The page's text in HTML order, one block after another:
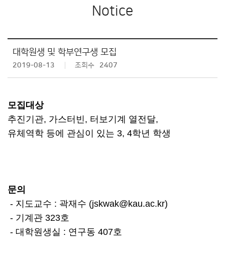
Notice
대학원생 및 학부연구생 모집
2019-08-13 조회수 2407
모집대상
추진기관, 가스터빈, 터보기계 열전달,
유체역학 등에 관심이 있는 3, 4학년 학생
문의
- 지도교수 : 곽재수 (jskwak@kau.ac.kr)
- 기계관 323호
- 대학원생실 : 연구동 407호